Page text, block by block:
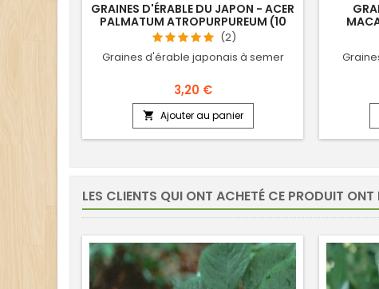
GRAINES D'ÉRABLE DU JAPON - ACER
PALMATUM ATROPURPUREUM (10
SEMENCES)(2)
Graines d'érable japonais à semer
3,20 €
 Ajouter au panier
LES CLIENTS QUI ONT ACHETÉ CE PRODUIT ONT